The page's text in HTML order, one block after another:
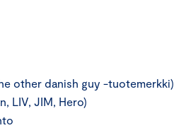
other danish guy -tuotemerkki)
LIV, JIM, Hero)